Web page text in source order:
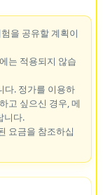
을 공유할 계획이
는 적용되지 않습
다. 정가를 이용하
고 싶으신 경우, 메
니다.
요금을 참조하십